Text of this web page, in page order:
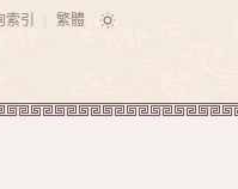
索引 繁體